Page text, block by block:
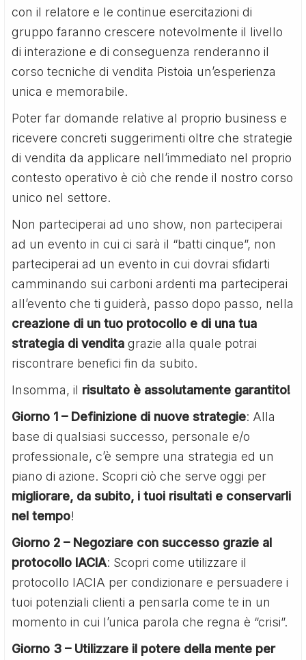
con il relatore e le continue esercitazioni di
gruppo faranno crescere notevolmente il livello
di interazione e di conseguenza renderanno il
corso tecniche di vendita Pistoia un’esperienza
unica e memorabile.
Poter far domande relative al proprio business e
ricevere concreti suggerimenti oltre che strategie
di vendita da applicare nell’immediato nel proprio
contesto operativo è ciò che rende il nostro corso
unico nel settore.
Non parteciperai ad uno show, non parteciperai
ad un evento in cui ci sarà il “batti cinque”, non
parteciperai ad un evento in cui dovrai sfidarti
camminando sui carboni ardenti ma parteciperai
all’evento che ti guiderà, passo dopo passo, nella
creazione di un tuo protocollo e di una tua
strategia di venditagrazie alla quale potrai
riscontrare benefici fin da subito.
Insomma, il risultato è assolutamente garantito!
Giorno 1 – Definizione di nuove strategie: Alla
base di qualsiasi successo, personale e/o
professionale, c’è sempre una strategia ed un
piano di azione. Scopri ciò che serve oggi per
migliorare, da subito, i tuoi risultati e conservarli
nel tempo!
Giorno 2 – Negoziare con successo grazie al
protocollo IACIA: Scopri come utilizzare il
protocollo IACIA per condizionare e persuadere i
tuoi potenziali clienti a pensarla come te in un
momento in cui l’unica parola che regna è “crisi”.
Giorno 3 – Utilizzare il potere della mente per